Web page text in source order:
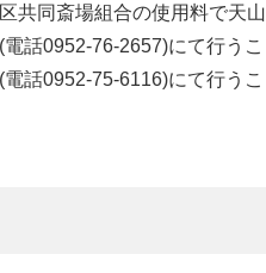
共同斎場組合の使用料で天山
話0952-76-2657)にて行うこ
話0952-75-6116)にて行うこ